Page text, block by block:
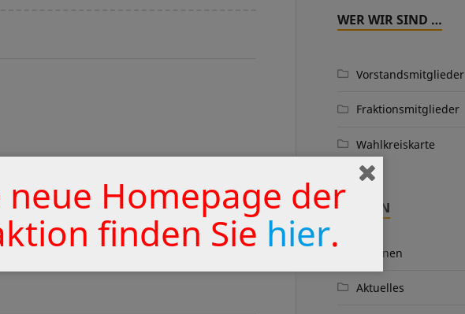
WER WIR SIND …
Vorstandsmitglieder
Fraktionsmitglieder
Wahlkreiskarte
THEMEN
Aktionen
Aktuelles
neue Homepage der
finden Sie hier.